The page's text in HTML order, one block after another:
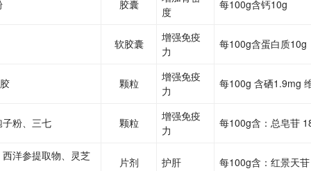
胶囊
度
每100g含钙10g
软胶囊
增强免疫
力
每100g含蛋白质10g
颗粒
增强免疫
力
每100g 含硒1.9mg
粉、三七 颗粒
增强免疫
力
每100g含：总皂苷
洋参提取物、灵芝 片剂 护肝 每100g含：红景天